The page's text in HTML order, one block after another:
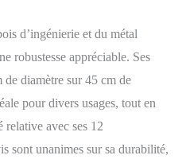
basse bois sert
d’élément central,
alliant praticité et
élégance. Son design
polyvalent la rend
environnements, tels
que le salon, le bureau
d’ingénierie et du métal
robustesse appréciable. Ses
de diamètre sur 45 cm de
pour divers usages, tout en
relative avec ses 12
sont unanimes sur sa durabilité,